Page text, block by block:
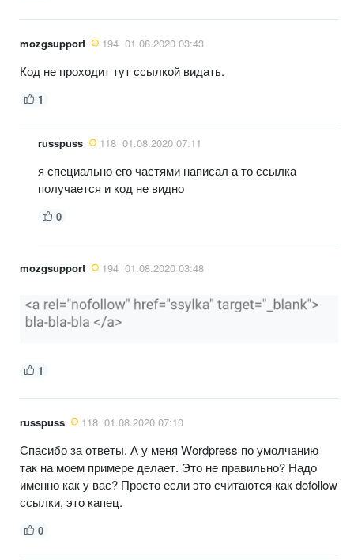
mozgsupport 194 01.08.2020 03:43
Код не проходит тут ссылкой видать.
1
russpuss 118 01.08.2020 07:11
я специально его частями написал а то ссылка
получается и код не видно
0
mozgsupport 194 01.08.2020 03:48
1
russpuss 118 01.08.2020 07:10
Спасибо за ответы. А у меня Wordpress по умолчанию
так на моем примере делает. Это не правильно? Надо
именно как у вас? Просто если это считаются как dofollow
ссылки, это капец.
0